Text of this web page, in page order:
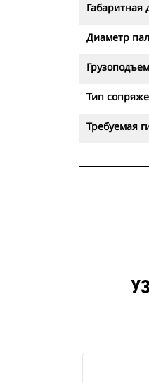
Габаритная
Диаметр
Тип
Требуемая